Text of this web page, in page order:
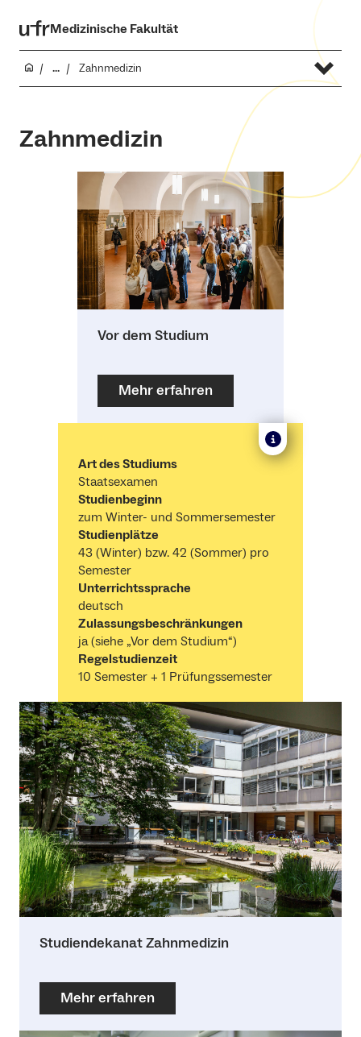
Medizinische Fakultät
... Zahnmedizin
Zahnmedizin
Vor dem Studium
Mehr erfahren
Art des Studiums
Staatsexamen
Studienbeginn
zum Winter- und Sommersemester
Studienplätze
43 (Winter) bzw. 42 (Sommer) pro
Semester
Unterrichtssprache
deutsch
Zulassungsbeschränkungen
ja (siehe „Vor dem Studium“)
Regelstudienzeit
10 Semester + 1 Prüfungssemester
Studiendekanat Zahnmedizin
Mehr erfahren